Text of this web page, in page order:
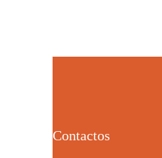
Contactos